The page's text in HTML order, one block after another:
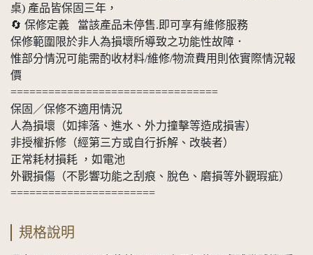
桌) 產品皆保固三年，
🔄 保修定義 當該產品未停售.即可享有維修服務
保修範圍限於非人為損壞所導致之功能性故障．
惟部分情況可能需酌收材料/維修/物流費用則依實際情況報
價
=================================
保固／保修不適用情況
人為損壞（如摔落、進水、外力撞擊等造成損害）
非授權拆修（經第三方或自行拆解、改裝者）
正常耗材損耗 ，如電池
外觀損傷（不影響功能之刮痕、脫色、磨損等外觀瑕疵）
=======================
規格說明